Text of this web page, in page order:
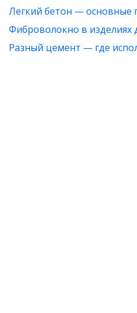
Легкий бетон — основные
Фиброволокно в изделиях
Разный цемент — где